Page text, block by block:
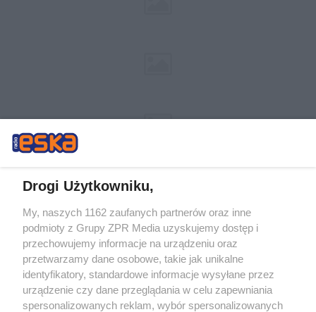
Drogi Użytkowniku,
My, naszych 1162 zaufanych partnerów oraz inne
podmioty z Grupy ZPR Media uzyskujemy dostęp i
przechowujemy informacje na urządzeniu oraz
przetwarzamy dane osobowe, takie jak unikalne
identyfikatory, standardowe informacje wysyłane przez
urządzenie czy dane przeglądania w celu zapewniania
spersonalizowanych reklam, wybór spersonalizowanych